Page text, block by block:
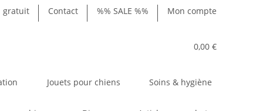
gratuit Contact %% SALE %% Mon compte
0,00 €
Jouets pour chiens Soins & hygiène